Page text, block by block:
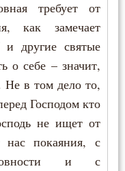
требует от
как замечает
другие святые
о себе – значит,
Не в том дело то,
Господом кто
не ищет от
покаяния, с
и с